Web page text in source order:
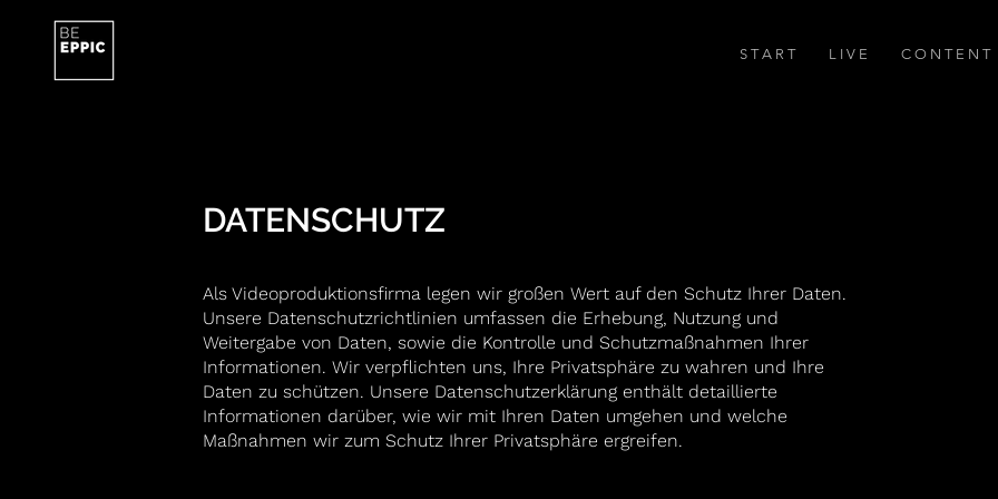
S T A R T L I V E C O N T E N T
DATENSCHUTZ
Als Videoproduktionsfirma legen wir großen Wert auf den Schutz Ihrer Daten.
Unsere Datenschutzrichtlinien umfassen die Erhebung, Nutzung und
Weitergabe von Daten, sowie die Kontrolle und Schutzmaßnahmen Ihrer
Informationen. Wir verpflichten uns, Ihre Privatsphäre zu wahren und Ihre
Daten zu schützen. Unsere Datenschutzerklärung enthält detaillierte
Informationen darüber, wie wir mit Ihren Daten umgehen und welche
Maßnahmen wir zum Schutz Ihrer Privatsphäre ergreifen.